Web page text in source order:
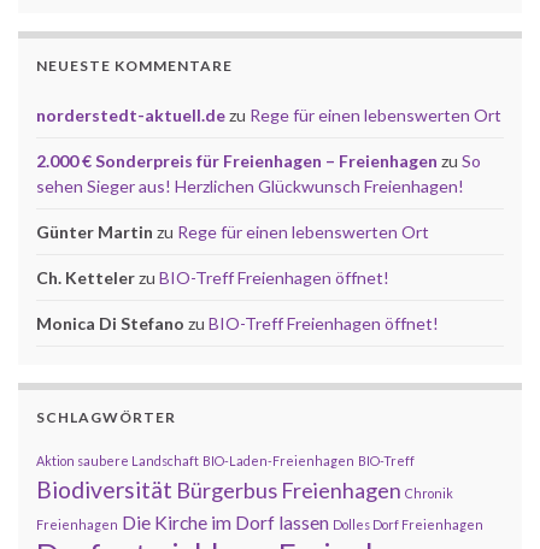
NEUESTE KOMMENTARE
norderstedt-aktuell.dezu Rege für einen lebenswerten Ort
2.000 € Sonderpreis für Freienhagen – Freienhagen zu So
sehen Sieger aus! Herzlichen Glückwunsch Freienhagen!
Günter Martin zu Rege für einen lebenswerten Ort
Ch. Kettelerzu BIO-Treff Freienhagen öffnet!
Monica Di Stefano zu BIO-Treff Freienhagen öffnet!
SCHLAGWÖRTER
Aktion saubere Landschaft BIO-Laden-Freienhagen BIO-Treff
Biodiversität Bürgerbus Freienhagen Chronik
Freienhagen Die Kirche im Dorf lassen Dolles Dorf Freienhagen